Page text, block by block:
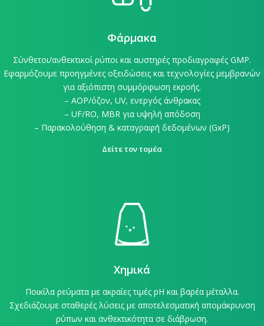
Φάρμακα
Σύνθετοι/ανθεκτικοί ρύποι και αυστηρές προδιαγραφές GMP.
Εφαρμόζουμε προηγμένες οξειδώσεις και τεχνολογίες μεμβρανών
για αξιόπιστη συμμόρφωση εκροής.
– AOP/όζον, UV, ενεργός άνθρακας
– UF/RO, MBR για υψηλή απόδοση
– Παρακολούθηση & καταγραφή δεδομένων (GxP)
Δείτε τον τομέα
Χημικά
Ποικίλα ρεύματα με ακραίες τιμές pH και βαρέα μέταλλα.
Σχεδιάζουμε σταθερές λύσεις με αποτελεσματική απομάκρυνση
ρύπων και ανθεκτικότητα σε διάβρωση.